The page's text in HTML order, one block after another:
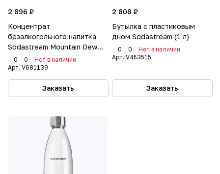
2 896 ₽
Концентрат
безалкогольного напитка
Sodastream Mountain Dew
Citrus Blast 440 ml
0 0
Нет в наличии
Арт. V681139
Заказать
2 808 ₽
Бутылка с пластиковым
дном Sodastream (1 л)
0 0
Нет в наличии
Арт. V453515
Заказать